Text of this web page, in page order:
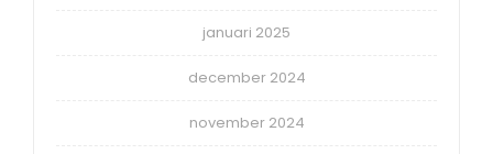
januari 2025
december 2024
november 2024